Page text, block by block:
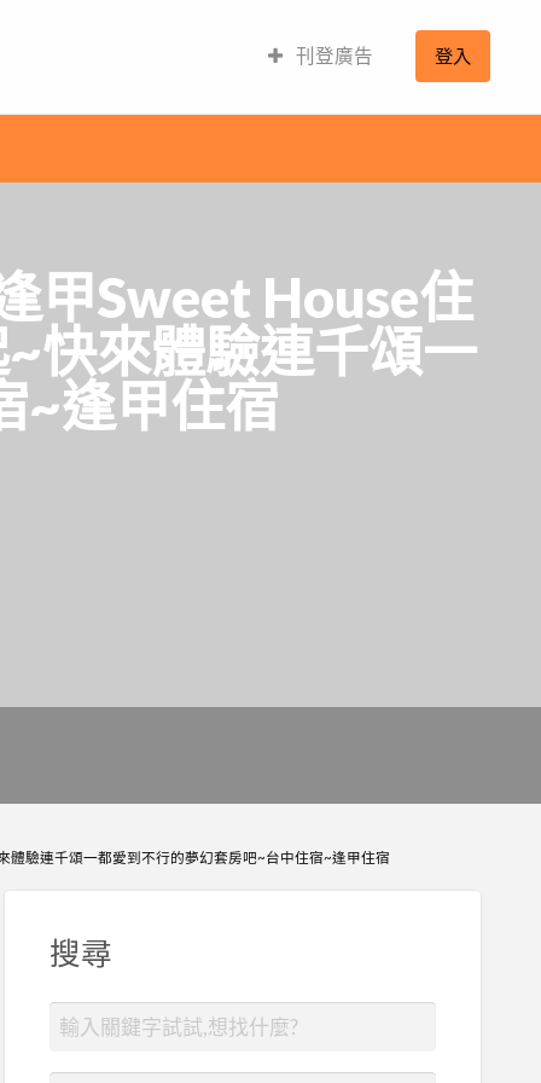
刊登廣告 登入
甲Sweet House住
快來體驗連千頌一
~逢甲住宿
體驗連千頌一都愛到不行的夢幻套房吧~台中住宿~逢甲住宿
搜尋